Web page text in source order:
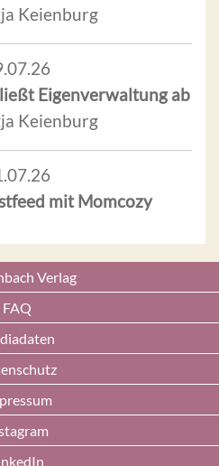
Keienburg
Eigenverwaltung ab
Keienburg
mit Momcozy
Verlag
FAQ